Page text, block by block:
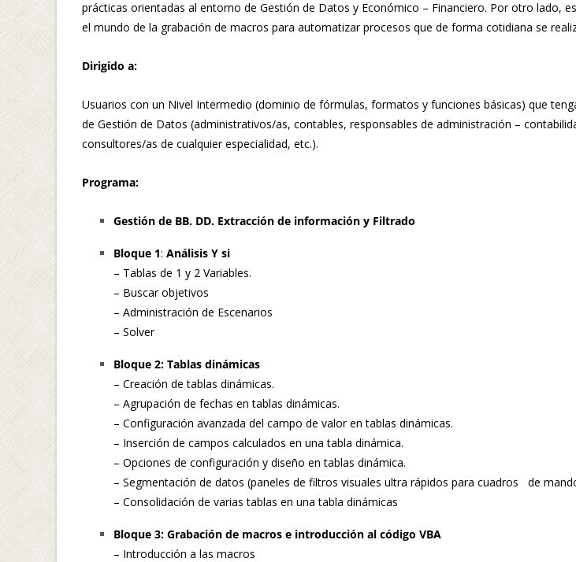
prácticas orientadas al entorno de Gestión de Datos y Económico – Financiero. Por otro lado,
el mundo de la grabación de macros para automatizar procesos que de forma cotidiana se
Dirigido a:
Usuarios con un Nivel Intermedio (dominio de fórmulas, formatos y funciones básicas) que
de Gestión de Datos (administrativos/as, contables, responsables de administración –
consultores/as de cualquier especialidad, etc.).
Programa:
Gestión de BB. DD. Extracción de información y Filtrado
Bloque 1: Análisis Y si
– Tablas de 1 y 2 Variables.
– Buscar objetivos
– Administración de Escenarios
– Solver
Bloque 2: Tablas dinámicas
– Creación de tablas dinámicas.
– Agrupación de fechas en tablas dinámicas.
– Configuración avanzada del campo de valor en tablas dinámicas.
– Inserción de campos calculados en una tabla dinámica.
– Opciones de configuración y diseño en tablas dinámica.
– Segmentación de datos (paneles de filtros visuales ultra rápidos para cuadros de
– Consolidación de varias tablas en una tabla dinámicas
Bloque 3: Grabación de macros e introducción al código VBA
– Introducción a las macros